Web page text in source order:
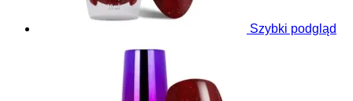
Szybki podgląd